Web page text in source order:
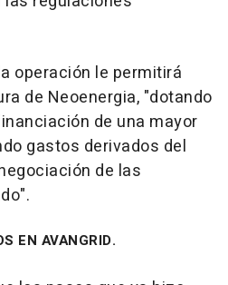
operación le permitirá
de Neoenergia, "dotando
de una mayor
gastos derivados del
de las
EN AVANGRID.